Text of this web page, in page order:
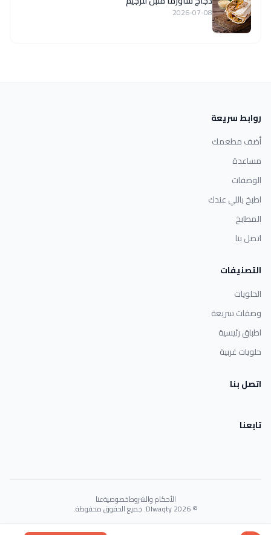
2026-07-08
روابط سريعة
أضف مطعمك
مساعدة
الوصفات
اطبخ باللي عندك
المطابخ
اتصل بنا
التصنيفات
الحلويات
وصفات سريعة
اطباق رئيسية
حلويات غربية
اتصل بنا
تابعنا
الأحكام والشروطخصوصيةعنا
© 2026 Dlwaqty. جميع الحقوق محفوظة.
Powered byGAIT